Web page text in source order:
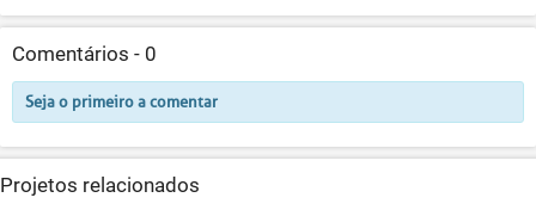
Comentários - 0
Seja o primeiro a comentar
Projetos relacionados